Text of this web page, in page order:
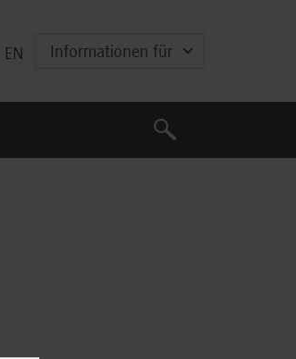
EN Informationen für
Suche
Suche